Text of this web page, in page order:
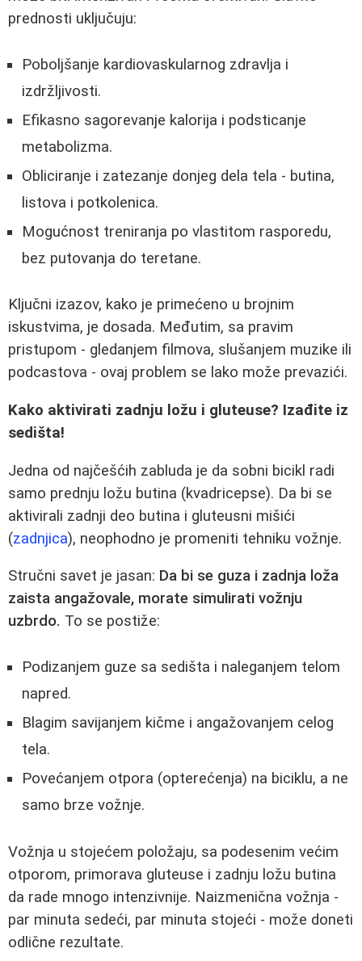
prednosti uključuju:
Poboljšanje kardiovaskularnog zdravlja i
izdržljivosti.
Efikasno sagorevanje kalorija i podsticanje
metabolizma.
Obliciranje i zatezanje donjeg dela tela - butina,
listova i potkolenica.
Mogućnost treniranja po vlastitom rasporedu,
bez putovanja do teretane.
Ključni izazov, kako je primećeno u brojnim
iskustvima, je dosada. Međutim, sa pravim
pristupom - gledanjem filmova, slušanjem muzike ili
podcastova - ovaj problem se lako može prevazići.
Kako aktivirati zadnju ložu i gluteuse? Izađite iz
sedišta!
Jedna od najčešćih zabluda je da sobni bicikl radi
samo prednju ložu butina (kvadricepse). Da bi se
aktivirali zadnji deo butina i gluteusni mišići
(zadnjica), neophodno je promeniti tehniku vožnje.
Stručni savet je jasan: Da bi se guza i zadnja loža
zaista angažovale, morate simulirati vožnju
uzbrdo. To se postiže:
Podizanjem guze sa sedišta i naleganjem telom
napred.
Blagim savijanjem kičme i angažovanjem celog
tela.
Povećanjem otpora (opterećenja) na biciklu, a ne
samo brze vožnje.
Vožnja u stojećem položaju, sa podesenim većim
otporom, primorava gluteuse i zadnju ložu butina
da rade mnogo intenzivnije. Naizmenična vožnja -
par minuta sedeći, par minuta stojeći - može doneti
odlične rezultate.